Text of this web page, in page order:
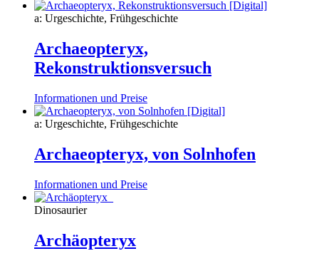
a: Urgeschichte, Frühgeschichte
Archaeopteryx,
Rekonstruktionsversuch
Informationen und Preise
a: Urgeschichte, Frühgeschichte
Archaeopteryx, von Solnhofen
Informationen und Preise
Dinosaurier
Archäopteryx